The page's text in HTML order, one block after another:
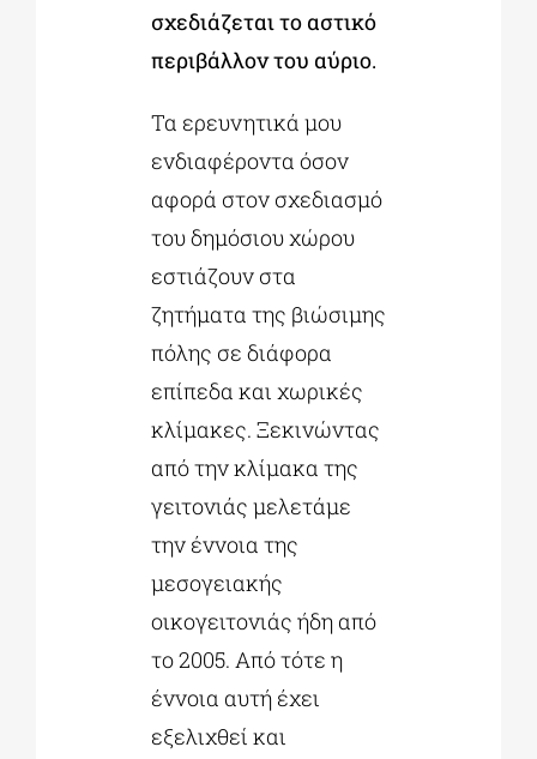
σχεδιάζεται το αστικό
περιβάλλον του αύριο.
Τα ερευνητικά μου
ενδιαφέροντα όσον
αφορά στον σχεδιασμό
του δημόσιου χώρου
εστιάζουν στα
ζητήματα της βιώσιμης
πόλης σε διάφορα
επίπεδα και χωρικές
κλίμακες. Ξεκινώντας
από την κλίμακα της
γειτονιάς μελετάμε
την έννοια της
μεσογειακής
οικογειτονιάς ήδη από
το 2005. Από τότε η
έννοια αυτή έχει
εξελιχθεί και